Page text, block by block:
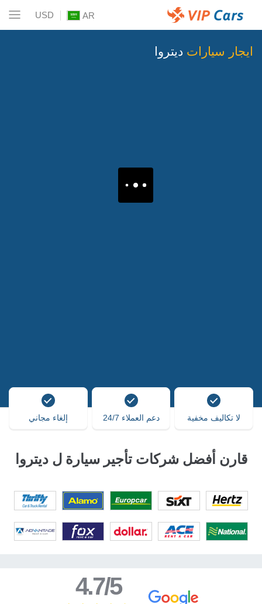
AR
USD
ايجار سيارات ديتروا
لا تكاليف مخفية دعم العملاء 24/7 إلغاء مجاني
قارن أفضل شركات تأجير سيارة ل ديتروا
4.7/5